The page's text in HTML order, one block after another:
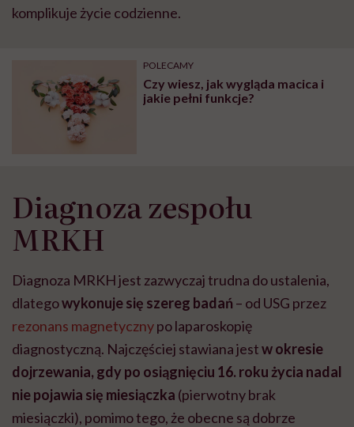
komplikuje życie codzienne.
POLECAMY
Czy wiesz, jak wygląda macica i
jakie pełni funkcje?
Diagnoza zespołu
MRKH
Diagnoza MRKH jest zazwyczaj trudna do ustalenia,
dlategowykonuje się szereg badań – od USG przez
rezonans magnetycznypo laparoskopię
diagnostyczną. Najczęściej stawiana jestw okresie
dojrzewania, gdy po osiągnięciu 16. roku życia nadal
nie pojawia się miesiączka (pierwotny brak
miesiączki), pomimo tego, że obecne są dobrze